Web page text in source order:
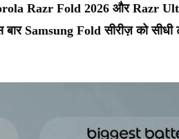
Razr Fold 2026 और Razr
Samsung Fold सीरीज़ को सीधी